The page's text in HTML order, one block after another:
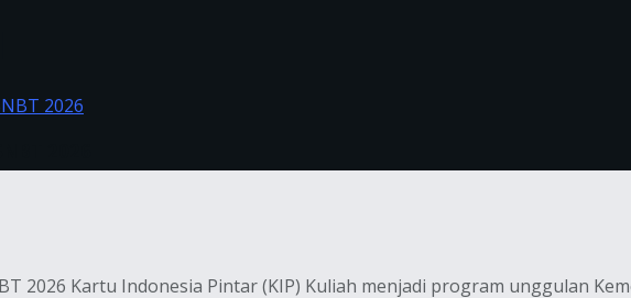
2026
2026 Kartu Indonesia Pintar (KIP) Kuliah menjadi program unggulan